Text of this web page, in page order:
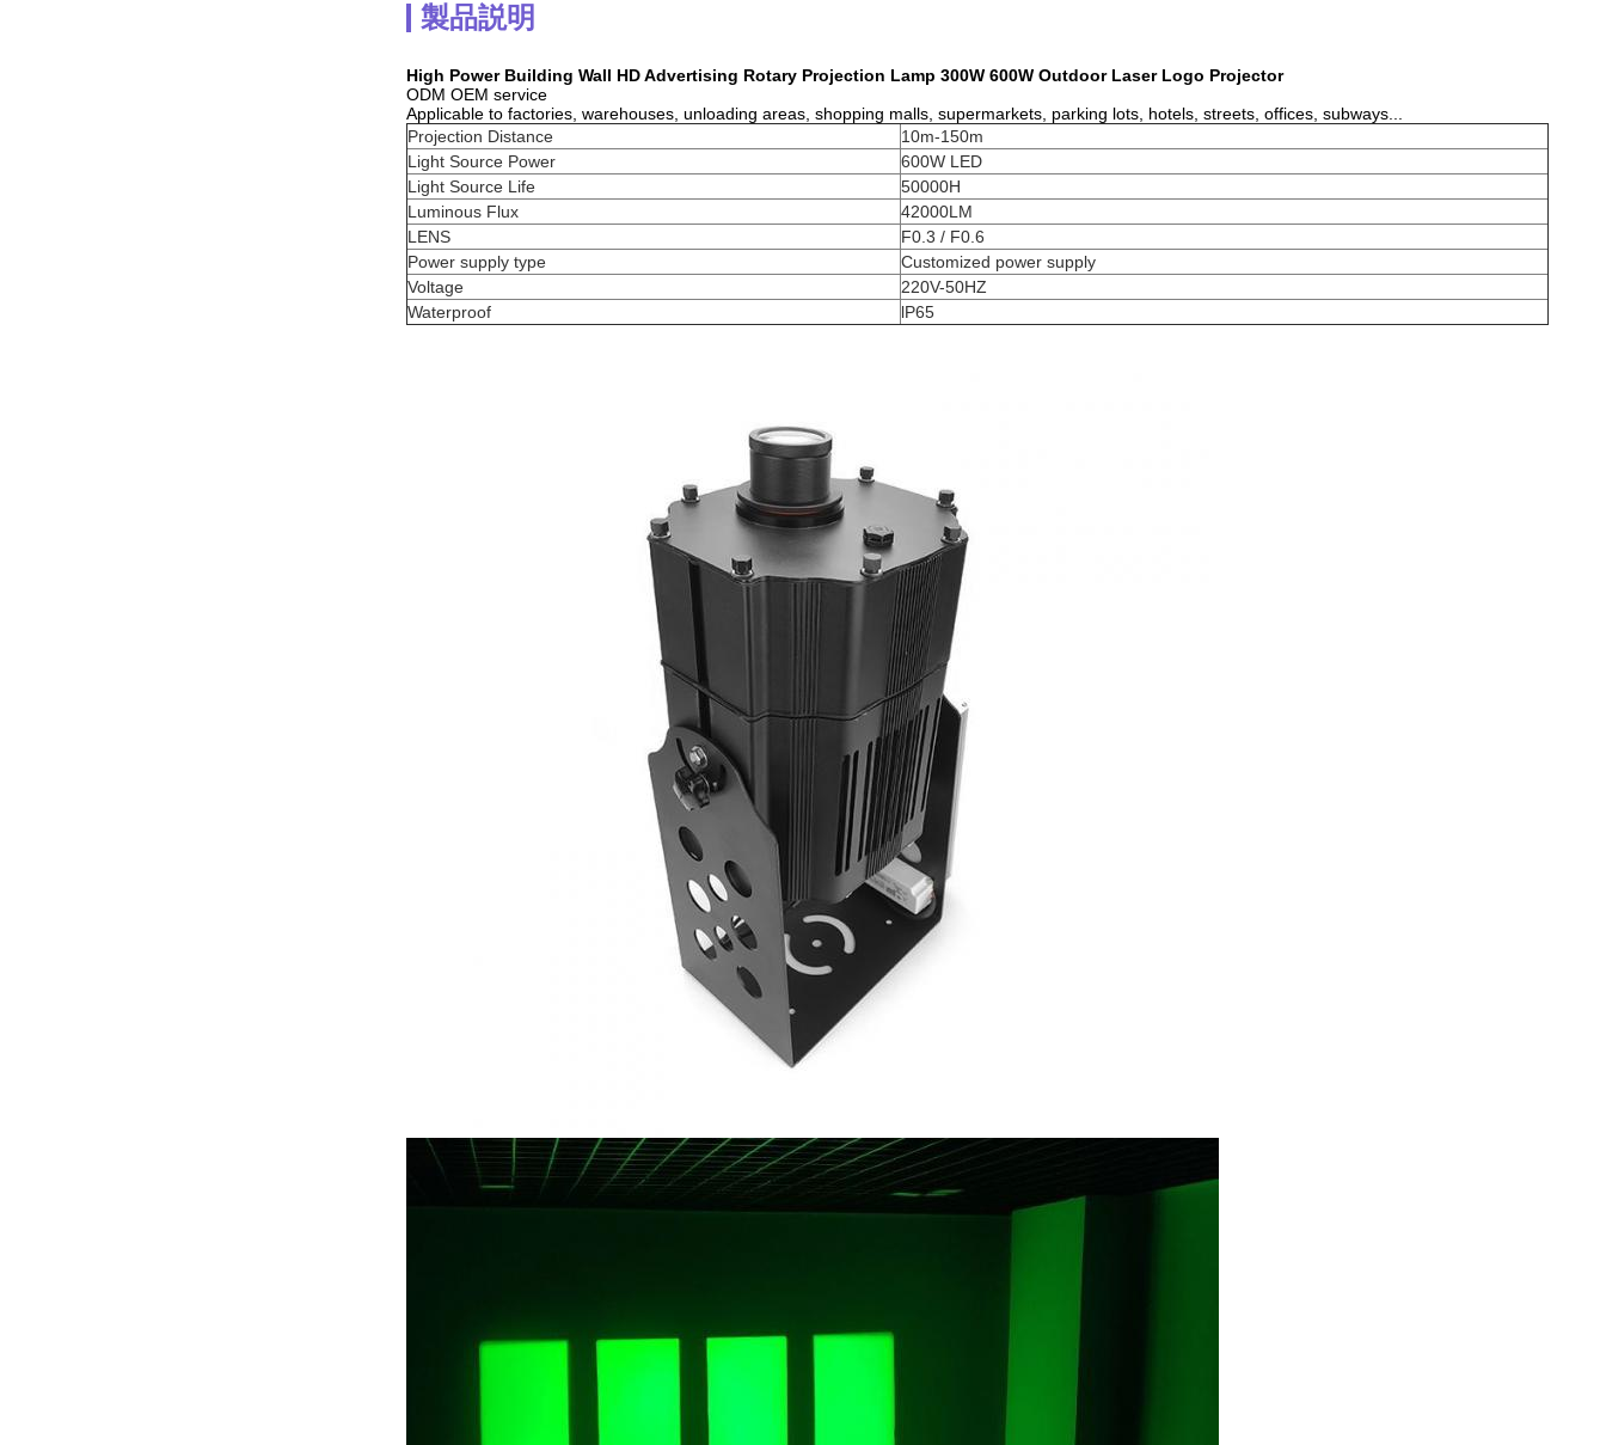
製品説明
High Power Building Wall HD Advertising Rotary Projection Lamp 300W 600W Outdoor Laser Logo Projector
ODM OEM service
Applicable to factories, warehouses, unloading areas, shopping malls, supermarkets, parking lots, hotels, streets, offices, subways...
Projection Distance
10m-150m
Light Source Power
600W LED
Light Source Life
50000H
Luminous Flux
42000LM
LENS
F0.3 / F0.6
Power supply type
Customized power supply
Voltage
220V-50HZ
Waterproof
lP65